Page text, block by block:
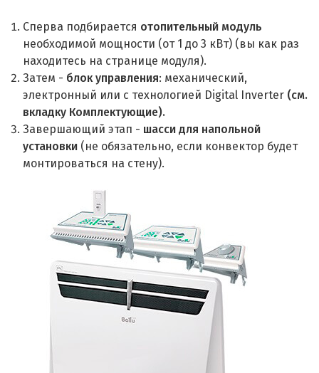
Сперва подбирается отопительный модуль
необходимой мощности (от 1 до 3 кВт) (вы как раз
находитесь на странице модуля).
Затем - блок управления: механический,
электронный или с технологией Digital Inverter (см.
вкладку Комплектующие).
Завершающий этап - шасси для напольной
установки (не обязательно, если конвектор будет
монтироваться на стену).